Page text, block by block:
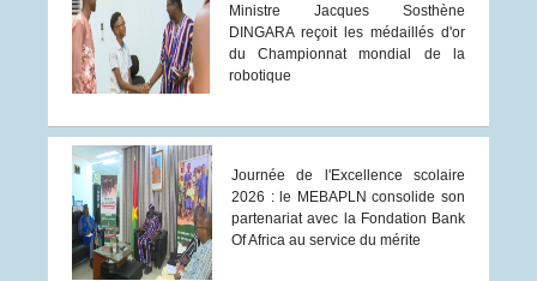
Ministre Jacques Sosthène
DINGARA reçoit les médaillés d'or
du Championnat mondial de la
robotique
Journée de l'Excellence scolaire
2026 : le MEBAPLN consolide son
partenariat avec la Fondation Bank
Of Africa au service du mérite